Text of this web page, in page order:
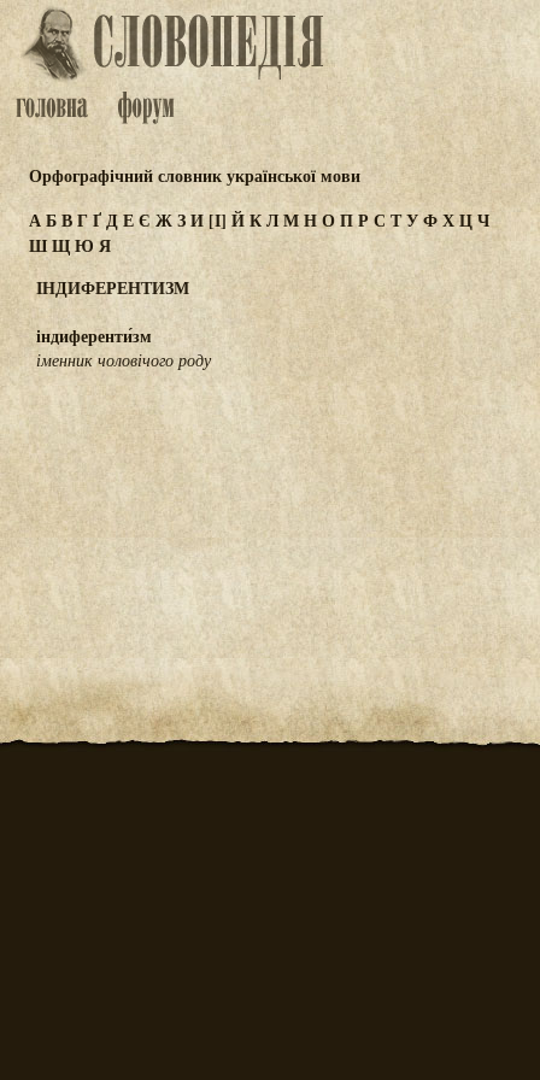
Орфографічний словник української мови
АБВГҐДЕЄ ЖЗИ[І] ЙКЛМНОПР СТУФХЦЧ
ШЩЮЯ
ІНДИФЕРЕНТИЗМ
індиференти́зм
іменник чоловічого роду